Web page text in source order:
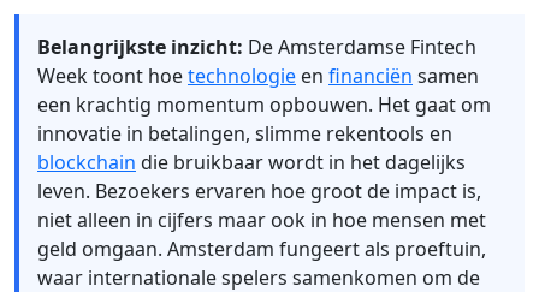
Belangrijkste inzicht: De Amsterdamse Fintech
Week toont hoetechnologie en financiën samen
een krachtig momentum opbouwen. Het gaat om
innovatie in betalingen, slimme rekentools en
blockchain die bruikbaar wordt in het dagelijks
leven. Bezoekers ervaren hoe groot de impact is,
niet alleen in cijfers maar ook in hoe mensen met
geld omgaan. Amsterdam fungeert als proeftuin,
waar internationale spelers samenkomen om de